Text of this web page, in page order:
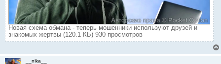
Новая схема обмана - теперь мошенники используют друзей и
знакомых жертвы (120.1 КБ) 930 просмотров
__nika__